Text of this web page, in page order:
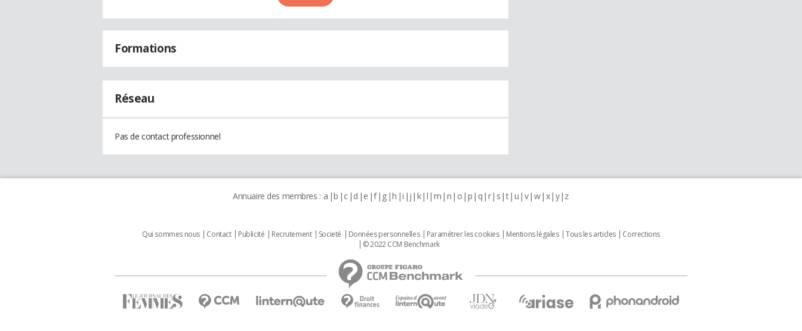
Formations
Réseau
Pas de contact professionnel
Annuaire des membres : a b c d e f g h i j k l m n o p q r s t u v w x y z
Qui sommes nous Contact Publicité Recrutement Societé Données personnelles Paramétrer les cookies Mentions légales Tous les articles
Corrections
© 2022 CCM Benchmark